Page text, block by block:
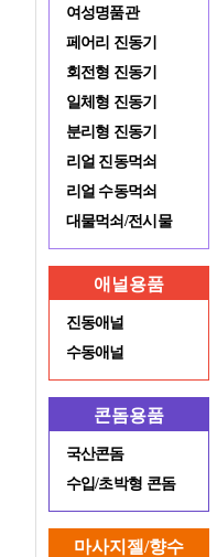
여성명품관
페어리 진동기
회전형 진동기
일체형 진동기
분리형 진동기
리얼 진동먹쇠
리얼 수동먹쇠
대물먹쇠/전시물
애널용품
진동애널
수동애널
콘돔용품
국산콘돔
수입/초박형 콘돔
마사지젤/향수